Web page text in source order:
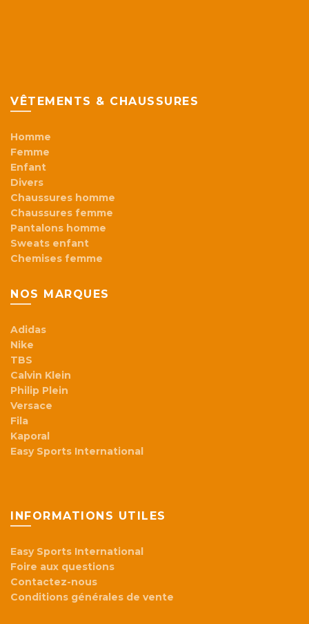
VÊTEMENTS & CHAUSSURES
Homme
Femme
Enfant
Divers
Chaussures homme
Chaussures femme
Pantalons homme
Sweats enfant
Chemises femme
NOS MARQUES
Adidas
Nike
TBS
Calvin Klein
Philip Plein
Versace
Fila
Kaporal
Easy Sports International
INFORMATIONS UTILES
Easy Sports International
Foire aux questions
Contactez-nous
Conditions générales de vente